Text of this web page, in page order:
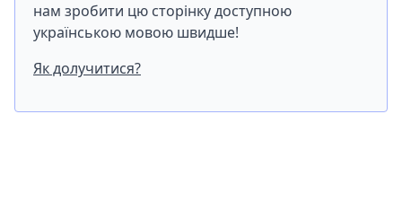
нам зробити цю сторінку доступною
українською мовою швидше!
Як долучитися?